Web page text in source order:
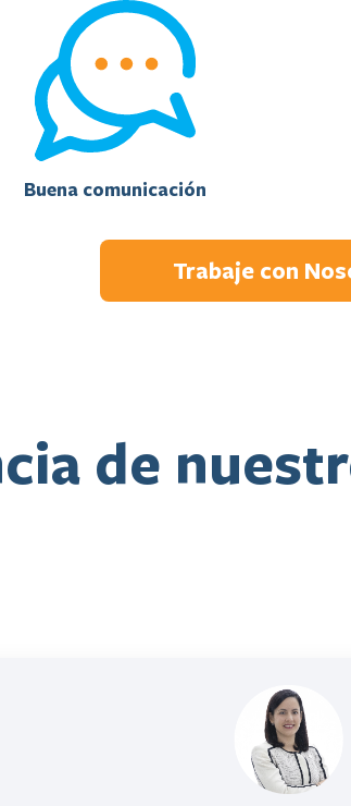
Buena comunicación
Trabaje con
de